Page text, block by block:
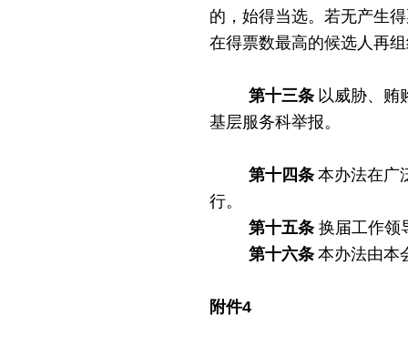
的，始得当选。若无产生
在得票数最高的候选人再
第十三条 以威胁、贿
基层服务科举报。
第十四条 本办法在广
行。
第十五条 换届工作领
第十六条 本办法由本
附件4